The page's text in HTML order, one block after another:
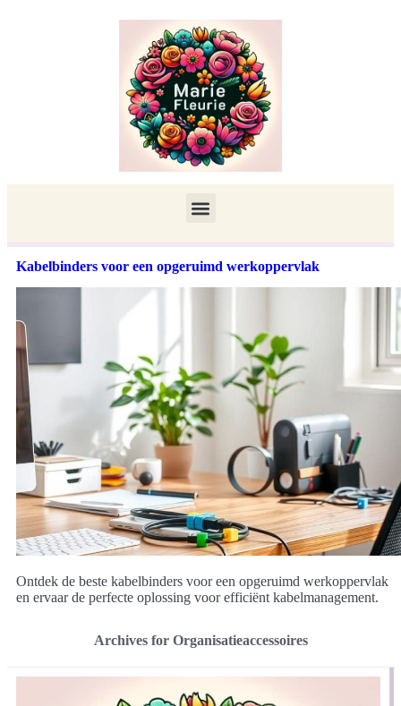
Kabelbinders voor een opgeruimd werkoppervlak
Ontdek de beste kabelbinders voor een opgeruimd werkoppervlak
en ervaar de perfecte oplossing voor efficiënt kabelmanagement.
Archives for Organisatieaccessoires